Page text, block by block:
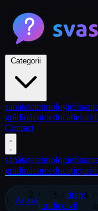
sănătatetehnologie
grădinăautoeducație
Contact
sănătatetehnologie
grădinăautoeducație
Acasă
juridic
drept
civil
/